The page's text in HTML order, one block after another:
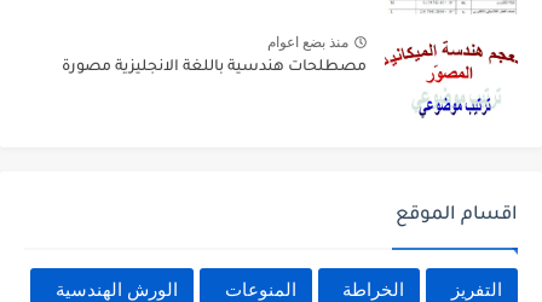
منذ بضع اعوام
مصطلحات هندسية باللغة الانجليزية مصورة
اقسام الموقع
التفريز الخراطة المنوعات الورش الهندسية